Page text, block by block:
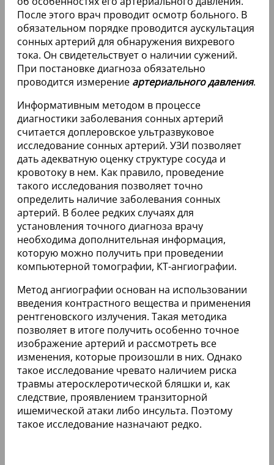
После этого врач проводит осмотр больного. В
обязательном порядке проводится аускультация
сонных артерий для обнаружения вихревого
тока. Он свидетельствует о наличии сужений.
При постановке диагноза обязательно
проводится измерение артериального давления.
Информативным методом в процессе
диагностики заболевания сонных артерий
считается доплеровское ультразвуковое
исследование сонных артерий. УЗИ позволяет
дать адекватную оценку структуре сосуда и
кровотоку в нем. Как правило, проведение
такого исследования позволяет точно
определить наличие заболевания сонных
артерий. В более редких случаях для
установления точного диагноза врачу
необходима дополнительная информация,
которую можно получить при проведении
компьютерной томографии, КТ-ангиографии.
Метод ангиографии основан на использовании
введения контрастного вещества и применения
рентгеновского излучения. Такая методика
позволяет в итоге получить особенно точное
изображение артерий и рассмотреть все
изменения, которые произошли в них. Однако
такое исследование чревато наличием риска
травмы атеросклеротической бляшки и, как
следствие, проявлением транзиторной
ишемической атаки либо инсульта. Поэтому
такое исследование назначают редко.